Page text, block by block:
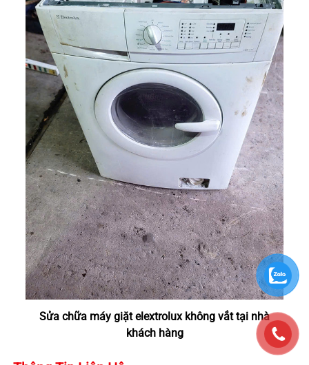
Sửa chữa máy giặt elextrolux không vắt tại nhà
khách hàng